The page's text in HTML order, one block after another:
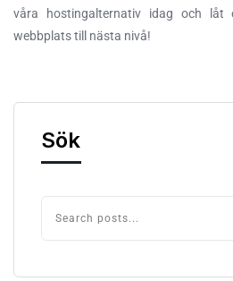
våra hostingalternativ idag och
webbplats till nästa nivå!
Sök